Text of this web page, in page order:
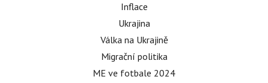
Inflace
Ukrajina
Válka na Ukrajině
Migrační politika
ME ve fotbale 2024